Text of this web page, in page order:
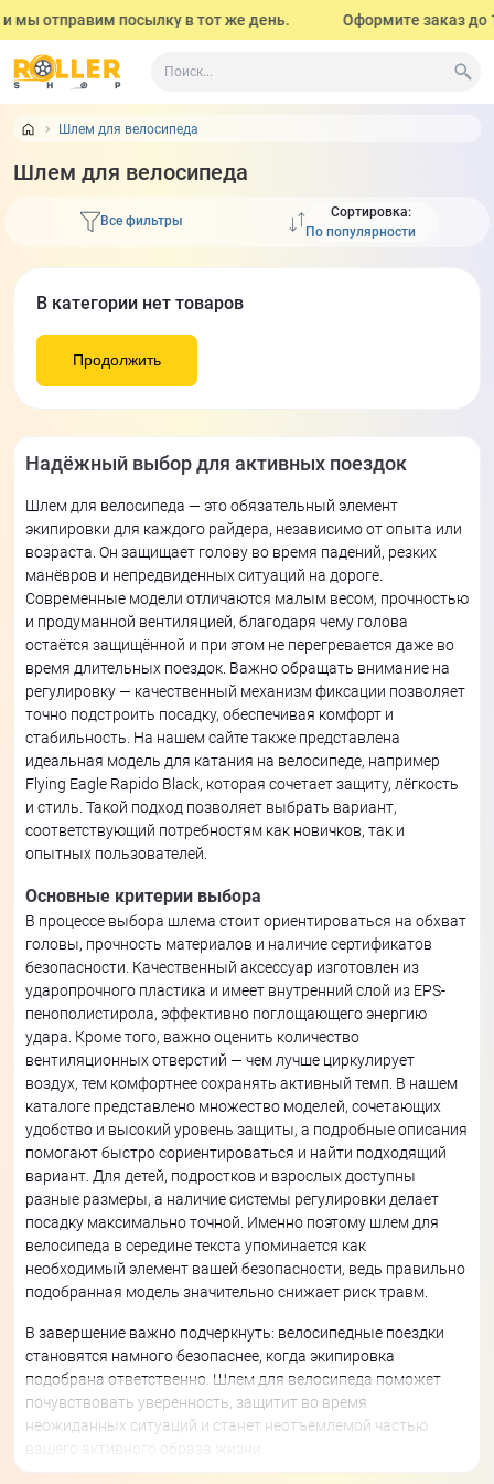
мы отправим посылку в тот же день. Оформите заказ до
Шлем для велосипеда
Шлем для велосипеда
Все фильтры
Сортировка:
В категории нет товаров
Продолжить
Надёжный выбор для активных поездок
Шлем для велосипеда — это обязательный элемент
экипировки для каждого райдера, независимо от опыта или
возраста. Он защищает голову во время падений, резких
манёвров и непредвиденных ситуаций на дороге.
Современные модели отличаются малым весом, прочностью
и продуманной вентиляцией, благодаря чему голова
остаётся защищённой и при этом не перегревается даже во
время длительных поездок. Важно обращать внимание на
регулировку — качественный механизм фиксации позволяет
точно подстроить посадку, обеспечивая комфорт и
стабильность. На нашем сайте также представлена
идеальная модель для катания на велосипеде, например
Flying Eagle Rapido Black, которая сочетает защиту, лёгкость
и стиль. Такой подход позволяет выбрать вариант,
соответствующий потребностям как новичков, так и
опытных пользователей.
Основные критерии выбора
В процессе выбора шлема стоит ориентироваться на обхват
головы, прочность материалов и наличие сертификатов
безопасности. Качественный аксессуар изготовлен из
ударопрочного пластика и имеет внутренний слой из EPS-
пенополистирола, эффективно поглощающего энергию
удара. Кроме того, важно оценить количество
вентиляционных отверстий — чем лучше циркулирует
воздух, тем комфортнее сохранять активный темп. В нашем
каталоге представлено множество моделей, сочетающих
удобство и высокий уровень защиты, а подробные описания
помогают быстро сориентироваться и найти подходящий
вариант. Для детей, подростков и взрослых доступны
разные размеры, а наличие системы регулировки делает
посадку максимально точной. Именно поэтому шлем для
велосипеда в середине текста упоминается как
необходимый элемент вашей безопасности, ведь правильно
подобранная модель значительно снижает риск травм.
В завершение важно подчеркнуть: велосипедные поездки
становятся намного безопаснее, когда экипировка
подобрана ответственно. Шлем для велосипеда поможет
почувствовать уверенность, защитит во время
неожиданных ситуаций и станет неотъемлемой частью
вашего активного образа жизни.